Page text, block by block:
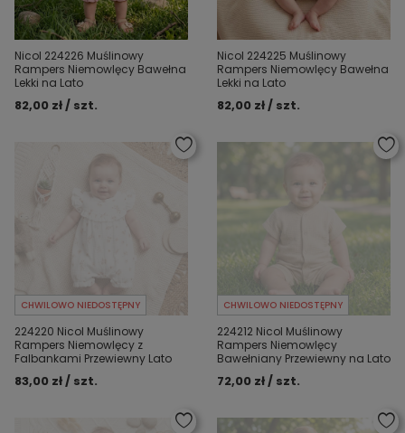
Nicol 224226 Muślinowy
Rampers Niemowlęcy Bawełna
Lekki na Lato
82,00 zł / szt.
Nicol 224225 Muślinowy
Rampers Niemowlęcy Bawełna
Lekki na Lato
82,00 zł / szt.
CHWILOWO NIEDOSTĘPNY
224220 Nicol Muślinowy
Rampers Niemowlęcy z
Falbankami Przewiewny Lato
83,00 zł / szt.
CHWILOWO NIEDOSTĘPNY
224212 Nicol Muślinowy
Rampers Niemowlęcy
Bawełniany Przewiewny na Lato
72,00 zł / szt.